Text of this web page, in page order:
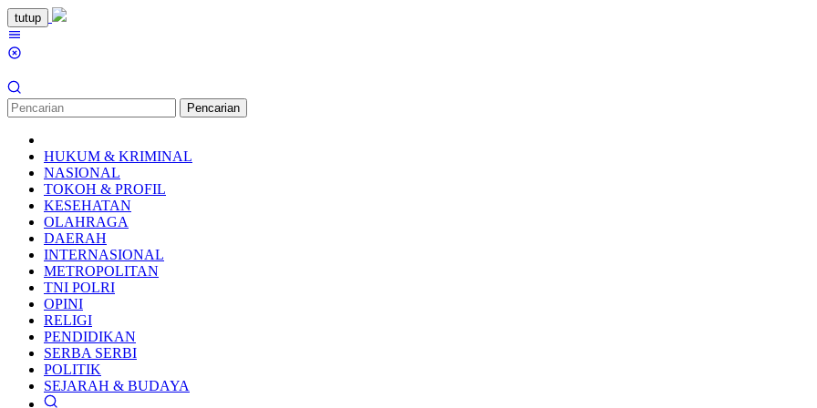
Loncat
ke
konten
tutup
Pencarian
HUKUM & KRIMINAL
NASIONAL
TOKOH & PROFIL
KESEHATAN
OLAHRAGA
DAERAH
INTERNASIONAL
METROPOLITAN
TNI POLRI
OPINI
RELIGI
PENDIDIKAN
SERBA SERBI
POLITIK
SEJARAH & BUDAYA